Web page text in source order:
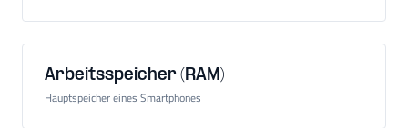
Arbeitsspeicher (RAM)
Hauptspeicher eines Smartphones